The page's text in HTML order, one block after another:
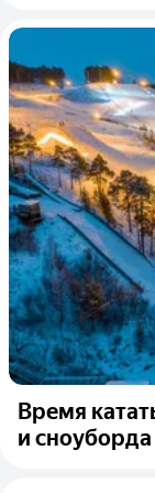
Время
и